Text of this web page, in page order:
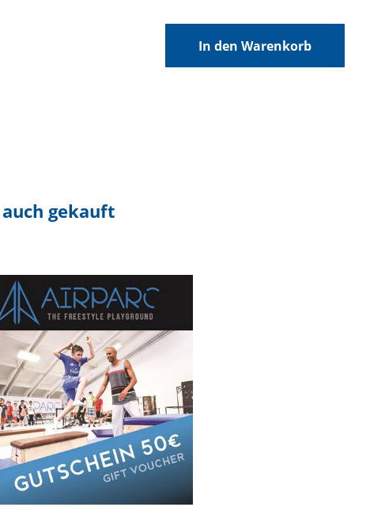
In den Warenkorb
gekauft